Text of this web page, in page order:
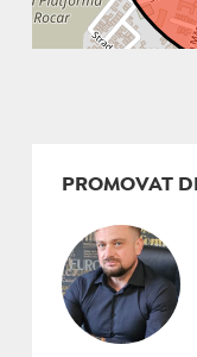
PROMOVAT